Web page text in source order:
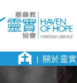
關於靈實